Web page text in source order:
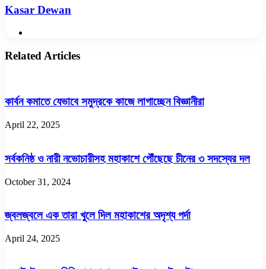
Kasar Dewan
Related Articles
কার্বন কমাতে যেভাবে সমুদ্রকে কাজে লাগাচ্ছেন বিজ্ঞানীরা
April 22, 2025
সর্বকনিষ্ঠ ও নারী নভোচারীসহ মহাকাশে পৌঁছেছে চীনের ৩ সদস্যের দল
October 31, 2024
জ্বলজ্বলে এক তারা খুলে দিল মহাকাশের অদৃশ্য পর্দা
April 24, 2025